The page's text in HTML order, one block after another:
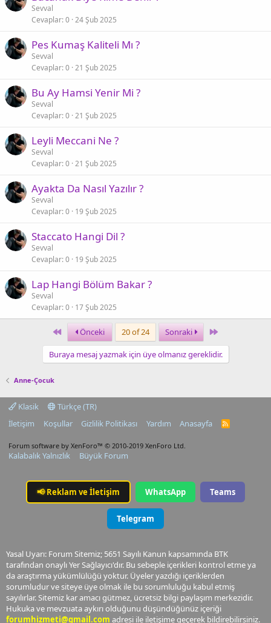
Sevval
Cevaplar 0 24 Şub 2025
Pes Kumaş Kaliteli Mı ?
Sevval
Cevaplar 0 21 Şub 2025
Bu Ay Hamsi Yenir Mi ?
Sevval
Cevaplar 0 21 Şub 2025
Leyli Meccani Ne ?
Sevval
Cevaplar 0 21 Şub 2025
Ayakta Da Nasıl Yazılır ?
Sevval
Cevaplar 0 19 Şub 2025
Staccato Hangi Dil ?
Sevval
Cevaplar 0 19 Şub 2025
Lap Hangi Bölüm Bakar ?
Sevval
Cevaplar 0 17 Şub 2025
FirstÖnceki 20 of 24 Sonraki Last
Buraya mesaj yazmak için üye olmanız gereklidir.
Anne-Çocuk
Klasik
Türkçe (TR)
İletişim
Koşullar Gizlilik Politikası Yardım Anasayfa
R
Forum software by XenForo™ © 2010-2019 XenForo Ltd.
Kalabalık Yalnızlık Büyük Forum
📢Reklam ve İletişim WhatsApp Teams
Telegram
Yasal Uyarı: Forum Sitemiz; 5651 Sayılı Kanun kapsamında BTK
tarafından onaylı Yer Sağlayıcı'dır. Bu sebeple içerikleri kontrol etme ya
da araştırma yükümlülüğü yoktur. Üyeler yazdığı içeriklerden
sorumludur ve siteye üye olmak ile bu sorumluluğu kabul etmiş
sayılırlar. Sitemiz kar amacı gütmez, ücretsiz bilgi paylaşım merkezidir.
Hukuka ve mevzuata aykırı olduğunu düşündüğünüz içeriği
forumhizmeti@gmail.com adresi ile iletişime geçerek bildirebilirsiniz.